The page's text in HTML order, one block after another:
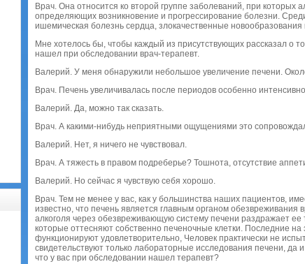
Врач. Она относится ко второй группе заболеваний, при которых
определяющих возникновение и прогрессирование болезни.
ишемическая болезнь сердца, злокачественные новообразования
Мне хотелось бы, чтобы каждый из присутствующих рассказал о
нашел при обследовании врач-терапевт.
Валерий. У меня обнаружили небольшое увеличение печени.
Врач. Печень увеличивалась после периодов особенно
Валерий. Да, можно так сказать.
Врач. А какими-нибудь неприятными ощущениями это
Валерий. Нет, я ничего не чувствовал.
Врач. А тяжесть в правом подреберье? Тошнота, отсутствие
Валерий. Но сейчас я чувствую себя хорошо.
Врач. Тем не менее у вас, как у большинства наших пациентов,
известно, что печень является главным органом
алкоголя через обезвреживающую систему печени раздражает
которые оттесняют собственно печеночные клетки. Последние
функционируют удовлетворительно, Человек практически не
свидетельствуют только лабораторные исследования печени, да
что у вас при обследовании нашел терапевт?